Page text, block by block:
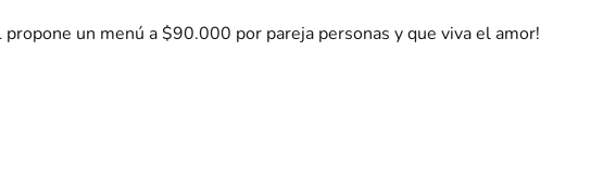
un menú a $90.000 por pareja personas y que viva el amor!